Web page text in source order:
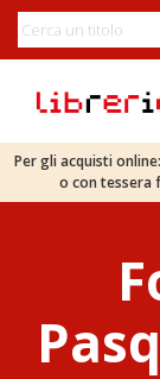
Per gli acquisti
o con tessera